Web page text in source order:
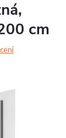
cm